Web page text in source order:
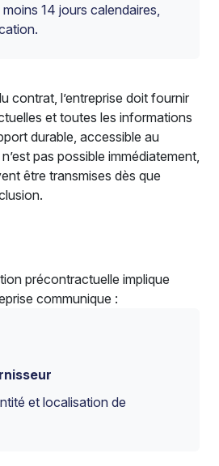
14 jours calendaires,
contrat, l’entreprise doit fournir
et toutes les informations
durable, accessible au
pas possible immédiatement,
être transmises dès que
précontractuelle implique
communique :
et localisation de